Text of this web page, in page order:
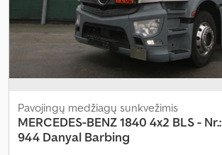
Pavojingų medžiagų sunkvežimis
MERCEDES-BENZ1840 4x2 BLS - Nr.:
944 Danyal Barbing